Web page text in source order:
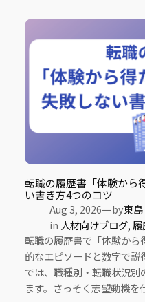
転職の履歴書「体験から
い書き方4つのコツ
Aug 3, 2026—by東
in 人材向けブログ,
転職の履歴書で「体験か
的なエピソードと数字で説
では、職種別・転職状況
ます。さっそく志望動機を